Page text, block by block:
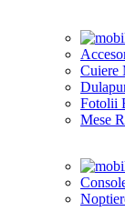
Cuiere
Fotolii
Mese